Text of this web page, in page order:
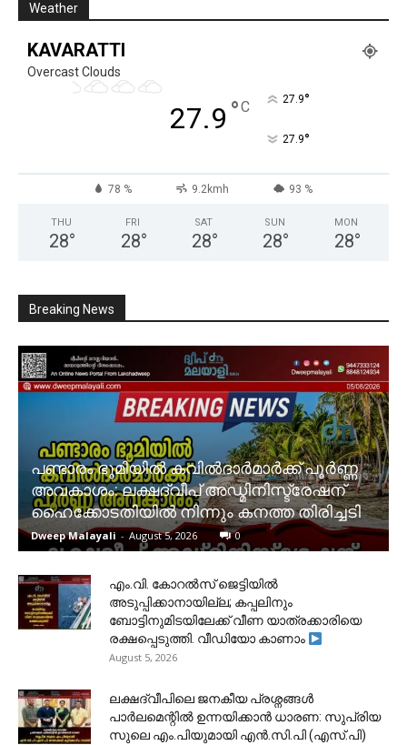
Weather
KAVARATTI
Overcast Clouds
27.9 °C 27.9°
27.9°
78 % 9.2kmh 93 %
THU
28°
FRI
28°
SAT
28°
SUN
28°
MON
28°
Breaking News
പണ്ടാരം ഭൂമിയിൽ കവിൽദാർമാർക്ക് പൂർണ്ണ
അവകാശം: ലക്ഷദ്വീപ് അഡ്മിനിസ്ട്രേഷന്
ഹൈക്കോടതിയിൽ നിന്നും കനത്ത തിരിച്ചടി
Dweep Malayali - August 5, 2026 0
​എം.വി. കോറൽസ് ജെട്ടിയിൽ
അടുപ്പിക്കാനായില്ല; കപ്പലിനും
ബോട്ടിനുമിടയിലേക്ക് വീണ യാത്രക്കാരിയെ
രക്ഷപ്പെടുത്തി. വീഡിയോ കാണാം
August 5, 2026
ലക്ഷദ്വീപിലെ ജനകീയ പ്രശ്നങ്ങൾ
പാർലമെന്റിൽ ഉന്നയിക്കാൻ ധാരണ: സുപ്രിയ
സുലെ എം.പിയുമായി എൻ.സി.പി (എസ്.പി)